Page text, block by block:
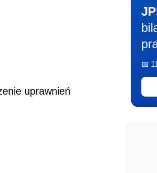
uprawnień
📅